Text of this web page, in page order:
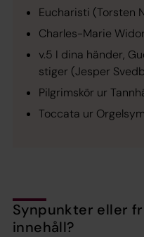
Eucharisti (Torsten
Charles-Marie Widor
v.5 I dina händer,
stiger (Jesper
Pilgrimskör ur
Toccata ur
Synpunkter eller
innehåll?